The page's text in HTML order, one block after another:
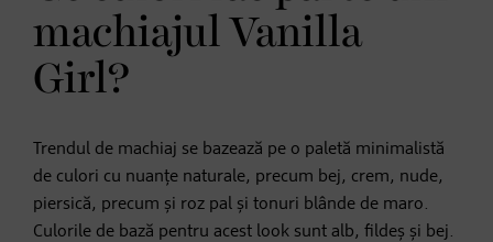
machiajul Vanilla
Girl?
Trendul de machiaj se bazează pe o paletă minimalistă
de culori cu nuanțe naturale, precum bej, crem, nude,
piersică, precum și roz pal și tonuri blânde de maro.
Culorile de bază pentru acest look sunt alb, fildeș și bej.